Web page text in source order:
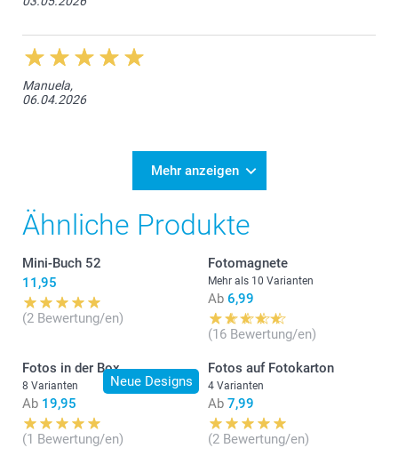
Manuela,
06.04.2026
Mehr anzeigen
Ähnliche Produkte
Mini-Buch 52
11,95
(2 Bewertung/en)
Fotomagnete
Mehr als 10 Varianten
Ab 6,99
(16 Bewertung/en)
Neue Designs
Fotos in der Box
8 Varianten
Ab 19,95
(1 Bewertung/en)
Fotos auf Fotokarton
4 Varianten
Ab 7,99
(2 Bewertung/en)